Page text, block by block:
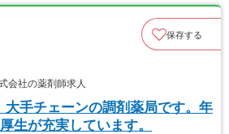
保存する
会社の薬剤師求人
大手チェーンの調剤薬局です。年
生が充実しています。